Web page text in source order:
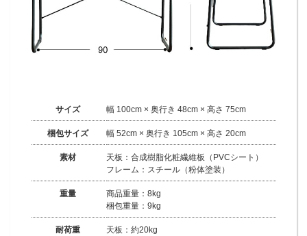
サイズ 幅 100cm × 奥行き 48cm × 高さ 75cm
梱包サイズ 幅 52cm × 奥行き 105cm × 高さ 20cm
素材
天板：合成樹脂化粧繊維板（PVCシート）
フレーム：スチール（粉体塗装）
重量
商品重量：8kg
梱包重量：9kg
耐荷重 天板：約20kg